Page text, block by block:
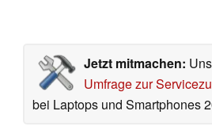
Jetzt mitmachen:
Umfrage zur
bei Laptops und Smartphones